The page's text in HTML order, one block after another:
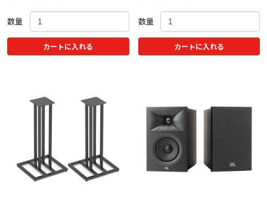
数量
カートに入れる
数量
カートに入れる